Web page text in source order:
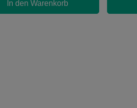
In den Warenkorb